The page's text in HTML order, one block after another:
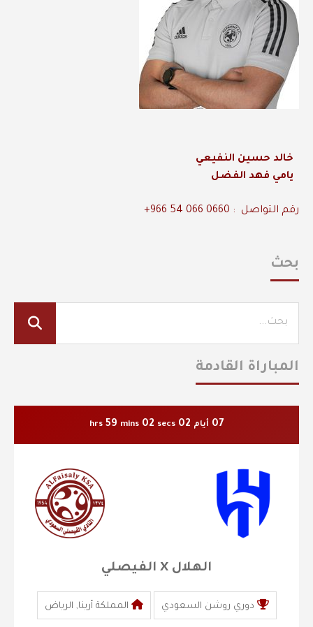
خالد حسين النفيعي
يامي فهد الفضل
رقم التواصل : 0660 066 54 966+
بحث
المباراة القادمة
07 أيام 02
hrs 59 mins 00 secs
الهلال X الفيصلي
دوري روشن السعودي المملكة أرينا, الرياض